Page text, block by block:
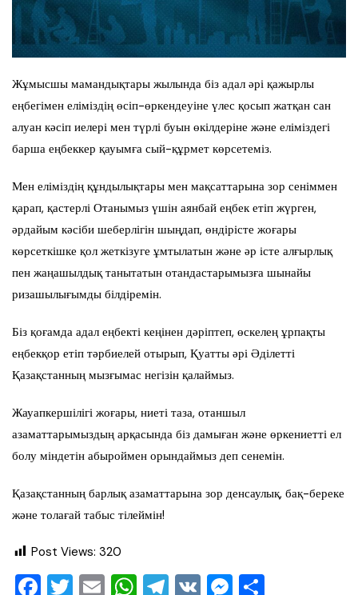
Жұмысшы мамандықтары жылында біз адал әрі қажырлы
еңбегімен еліміздің өсіп-өркендеуіне үлес қосып жатқан сан
алуан кәсіп иелері мен түрлі буын өкілдеріне және еліміздегі
барша еңбеккер қауымға сый-құрмет көрсетеміз.
Мен еліміздің құндылықтары мен мақсаттарына зор сеніммен
қарап, қастерлі Отанымыз үшін аянбай еңбек етіп жүрген,
әрдайым кәсіби шеберлігін шыңдап, өндірісте жоғары
көрсеткішке қол жеткізуге ұмтылатын және әр істе алғырлық
пен жаңашылдық танытатын отандастарымызға шынайы
ризашылығымды білдіремін.
Біз қоғамда адал еңбекті кеңінен дәріптеп, өскелең ұрпақты
еңбекқор етіп тәрбиелей отырып, Қуатты әрі Әділетті
Қазақстанның мызғымас негізін қалаймыз.
Жауапкершілігі жоғары, ниеті таза, отаншыл
азаматтарымыздың арқасында біз дамыған және өркениетті ел
болу міндетін абыроймен орындаймыз деп сенемін.
Қазақстанның барлық азаматтарына зор денсаулық, бақ-береке
және толағай табыс тілеймін!
Post Views: 320
F T E W T V M